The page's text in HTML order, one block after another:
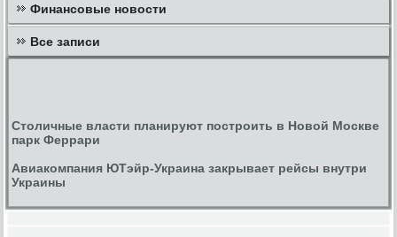
Финансовые новости
Все записи
Столичные власти планируют построить в Новой Москве
парк Феррари
Авиакомпания ЮТэйр-Украина закрывает рейсы внутри
Украины